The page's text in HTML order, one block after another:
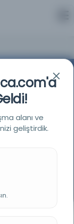
alanı ve
geliştirdik.